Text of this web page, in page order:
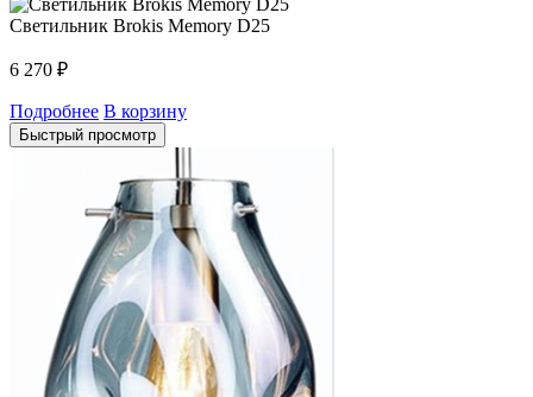
Светильник Brokis Memory D25
6 270 ₽
Подробнее В корзину
Быстрый просмотр